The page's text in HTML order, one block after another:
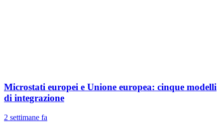
Microstati europei e Unione europea: cinque modelli
di integrazione
2 settimane fa